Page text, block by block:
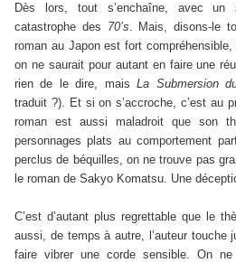
Dès lors, tout s’enchaîne, avec un
catastrophe des 70’s. Mais, disons-le
roman au Japon est fort
on ne saurait pour autant en faire une
rien de le dire, maisLa Submersion
traduit ?). Et si on s’accroche, c’est au
roman est aussi maladroit que son
personnages plats au comportement
perclus de béquilles, on ne trouve pas
le roman de Sakyo Komatsu. Une
C’est d’autant plus regrettable que le
aussi, de temps à autre, l’auteur touche
faire vibrer une corde sensible. On